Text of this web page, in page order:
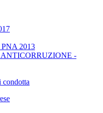
PNA 2013
-
condotta